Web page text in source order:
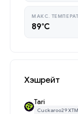
МАКС.
89°C
Хэшрейт
Tari
Cuckaroo29 XTM